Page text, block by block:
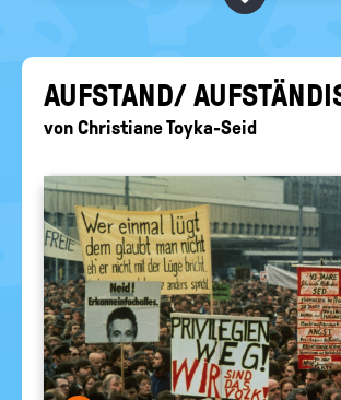
politische
EURE AKTUELLEN
AUF­STAND/
von Christiane Toyka-Seid